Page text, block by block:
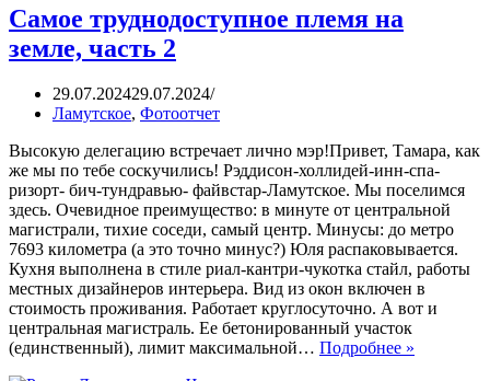
Самое труднодоступное племя на
земле, часть 2
29.07.202429.07.2024
Ламутское, Фотоотчет
Высокую делегацию встречает лично мэр!Привет, Тамара, как
же мы по тебе соскучились! Рэддисон-холлидей-инн-спа-
ризорт- бич-тундравью- файвстар-Ламутское. Мы поселимся
здесь. Очевидное преимущество: в минуте от центральной
магистрали, тихие соседи, самый центр. Минусы: до метро
7693 километра (а это точно минус?) Юля распаковывается.
Кухня выполнена в стиле риал-кантри-чукотка стайл, работы
местных дизайнеров интерьера. Вид из окон включен в
стоимость проживания. Работает круглосуточно. А вот и
центральная магистраль. Ее бетонированный участок
(единственный), лимит максимальной… Подробнее »